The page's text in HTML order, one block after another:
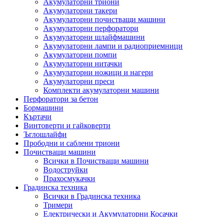
Акумулаторни триони
Акумулаторни такери
Акумулаторни почистващи машини
Акумулаторни перфоратори
Акумулаторни шлайфмашини
Акумулаторни лампи и радиоприемници
Акумулаторни помпи
Акумулаторни нитачки
Акумулаторни ножици и нагери
Акумулаторни преси
Комплекти акумулаторни машини
Перфоратори за бетон
Бормашини
Къртачи
Винтоверти и гайковерти
Ъглошлайфи
Прободни и саблени триони
Почистващи машини
Всички в Почистващи машини
Водоструйки
Прахосмукачки
Градинска техника
Всички в Градинска техника
Тримери
Електрически и Акумулаторни Косачки